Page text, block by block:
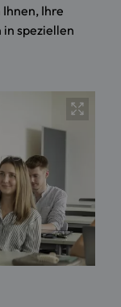
Ihre
speziellen